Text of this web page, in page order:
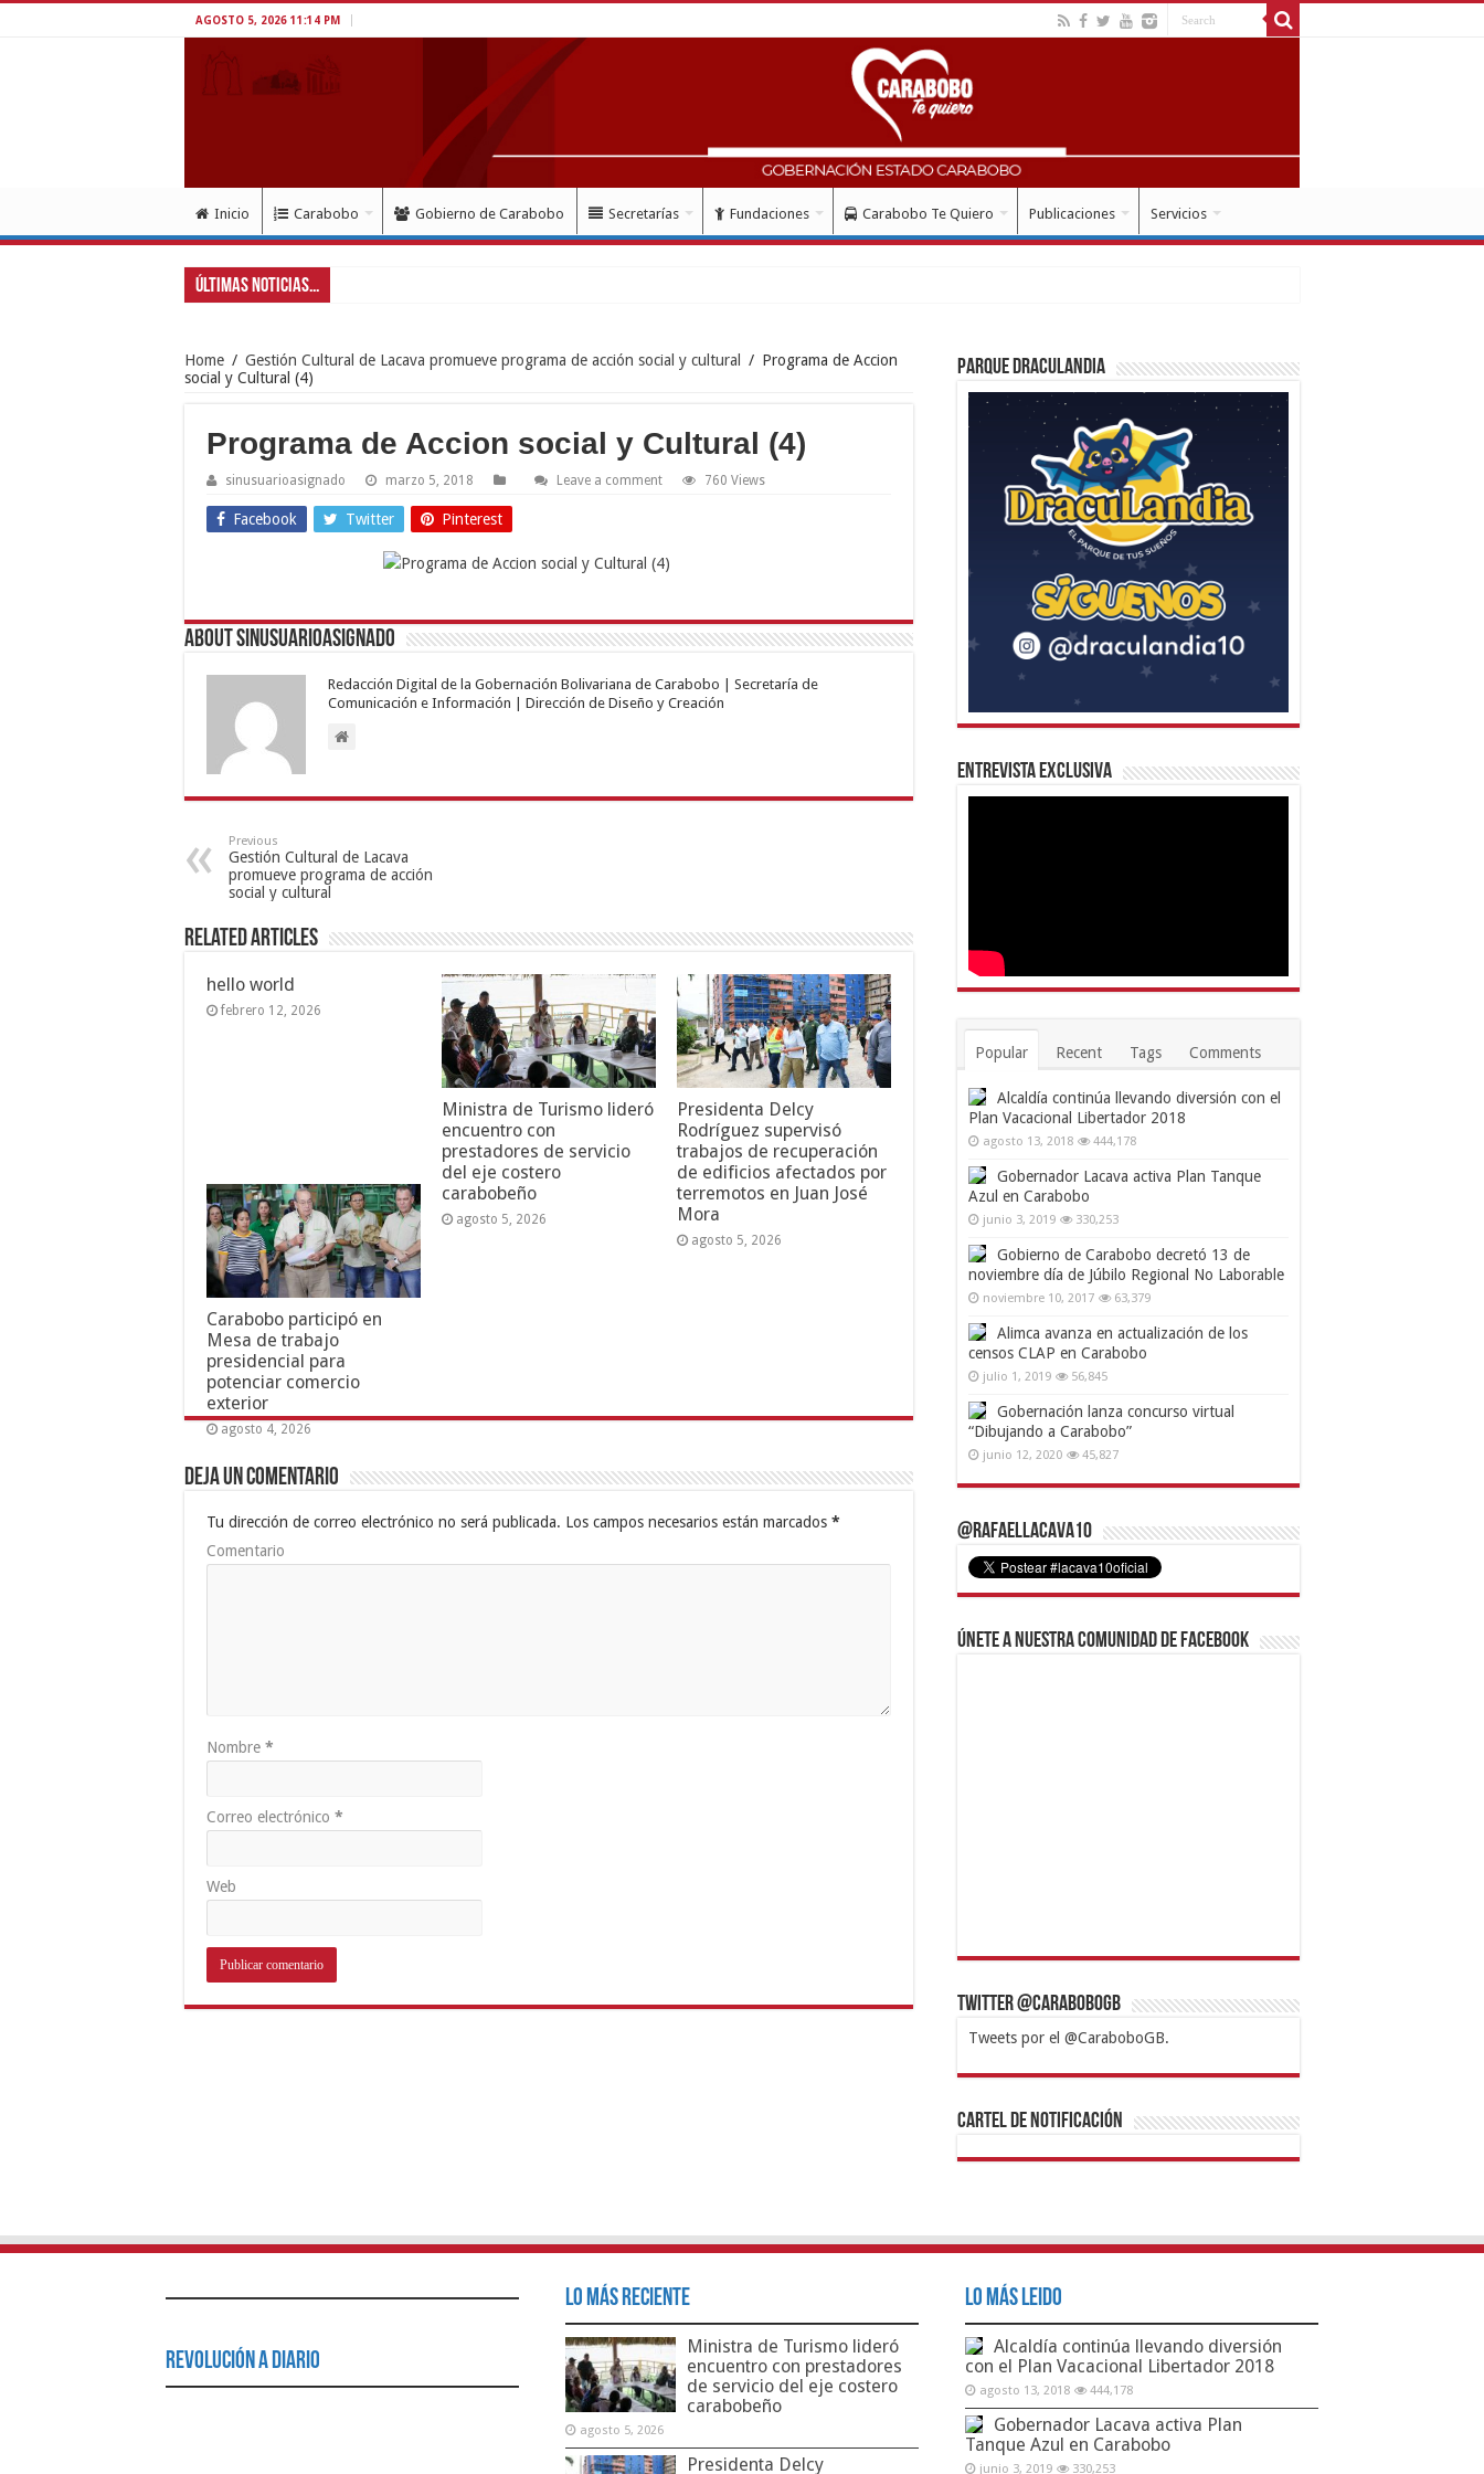
AGOSTO 5, 2026 11:14 PM
Inicio Carabobo Gobierno de Carabobo Secretarías Fundaciones Carabobo Te Quiero Publicaciones Servicios
Últimas Noticias...
Home / Gestión Cultural de Lacava promueve programa de acción social y cultural / Programa de Accion
social y Cultural (4)
Programa de Accion social y Cultural (4)
sinusuarioasignado marzo 5, 2018 Leave a comment 760 Views
Facebook Twitter Pinterest
About sinusuarioasignado
Redacción Digital de la Gobernación Bolivariana de Carabobo | Secretaría de
Comunicación e Información | Dirección de Diseño y Creación
Previous
Gestión Cultural de Lacava
promueve programa de acción
social y cultural
Related Articles
hello world
febrero 12, 2026
Ministra de Turismo lideró
encuentro con
prestadores de servicio
del eje costero
carabobeño
agosto 5, 2026
Presidenta Delcy
Rodríguez supervisó
trabajos de recuperación
de edificios afectados por
terremotos en Juan José
Mora
agosto 5, 2026
Carabobo participó en
Mesa de trabajo
presidencial para
potenciar comercio
exterior
agosto 4, 2026
Deja un comentario
Tu dirección de correo electrónico no será publicada. Los campos necesarios están marcados *
Comentario
Nombre *
Correo electrónico *
Web
Parque Draculandia
Entrevista Exclusiva
Popular Recent Tags Comments
Alcaldía continúa llevando diversión con el
Plan Vacacional Libertador 2018
agosto 13, 2018 444,178
Gobernador Lacava activa Plan Tanque
Azul en Carabobo
junio 3, 2019 330,253
Gobierno de Carabobo decretó 13 de
noviembre día de Júbilo Regional No Laborable
noviembre 10, 2017 63,379
Alimca avanza en actualización de los
censos CLAP en Carabobo
julio 1, 2019 56,845
Gobernación lanza concurso virtual
“Dibujando a Carabobo”
junio 12, 2020 45,827
@RafaelLacava10
Únete a nuestra comunidad de Facebook
Twitter @CaraboboGB
Tweets por el @CaraboboGB.
1xbetBetturkeyBetistKralbetSupertotobetTipobet
https://mvbcasino.com/
Cartel de Notificación
Revolución a Diario
Lo Más Reciente
Ministra de Turismo lideró
encuentro con prestadores
de servicio del eje costero
carabobeño
agosto 5, 2026
Presidenta Delcy
Lo Más Leido
Alcaldía continúa llevando diversión
con el Plan Vacacional Libertador 2018
agosto 13, 2018 444,178
Gobernador Lacava activa Plan
Tanque Azul en Carabobo
junio 3, 2019 330,253